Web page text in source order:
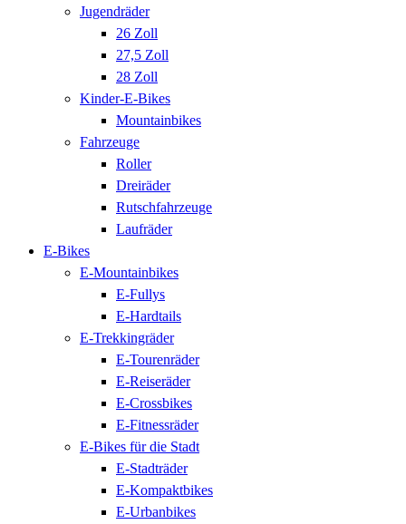
Jugendräder
26 Zoll
27,5 Zoll
28 Zoll
Kinder-E-Bikes
Mountainbikes
Fahrzeuge
Roller
Dreiräder
Rutschfahrzeuge
Laufräder
E-Bikes
E-Mountainbikes
E-Fullys
E-Hardtails
E-Trekkingräder
E-Tourenräder
E-Reiseräder
E-Crossbikes
E-Fitnessräder
E-Bikes für die Stadt
E-Stadträder
E-Kompaktbikes
E-Urbanbikes